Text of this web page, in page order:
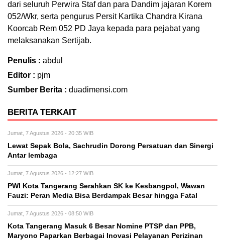
dari seluruh Perwira Staf dan para Dandim jajaran Korem
052/Wkr, serta pengurus Persit Kartika Chandra Kirana
Koorcab Rem 052 PD Jaya kepada para pejabat yang
melaksanakan Sertijab.
Penulis : abdul
Editor : pjm
Sumber Berita : duadimensi.com
BERITA TERKAIT
Jumat, 7 Agustus 2026 - 20:35 WIB
Lewat Sepak Bola, Sachrudin Dorong Persatuan dan Sinergi
Antar lembaga
Jumat, 7 Agustus 2026 - 12:27 WIB
PWI Kota Tangerang Serahkan SK ke Kesbangpol, Wawan
Fauzi: Peran Media Bisa Berdampak Besar hingga Fatal
Jumat, 7 Agustus 2026 - 08:50 WIB
Kota Tangerang Masuk 6 Besar Nomine PTSP dan PPB,
Maryono Paparkan Berbagai Inovasi Pelayanan Perizinan